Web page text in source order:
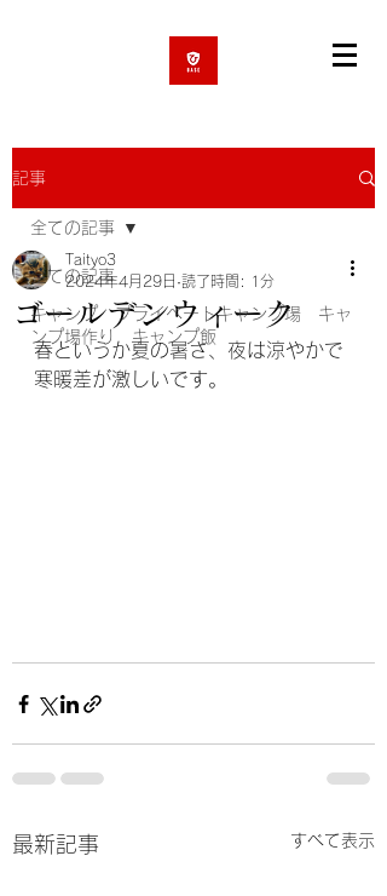
記事
全ての記事
キャンプ プライベートキャンプ場 キャ
ンプ場作り キャンプ飯
全ての記事
ゴールデンウィーク
Taityo3
2024年4月29日 読了時間: 1分
春というか夏の暑さ、夜は涼やかで
寒暖差が激しいです。
最新記事 すべて表示